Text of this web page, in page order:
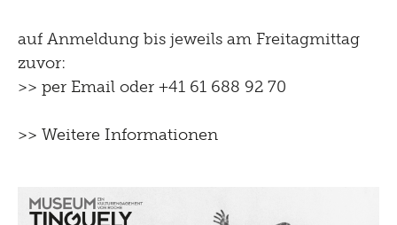
auf Anmeldung bis jeweils am Freitagmittag
zuvor:
>> per Email oder +41 61 688 92 70
>> Weitere Informationen